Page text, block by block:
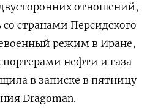
отношений,
странами Персидского
режим в Иране,
нефти и газа
‌в записке в пятницу
Dragoman.